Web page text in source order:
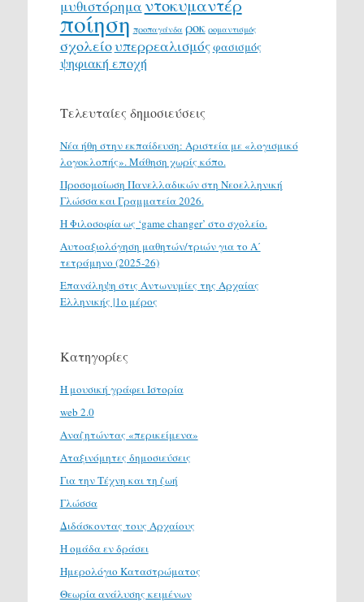
μυθιστόρημα ντοκυμαντέρ
ποίηση προπαγάνδα ροκ ρομαντισμός
σχολείουπερρεαλισμόςφασισμός
ψηφιακή εποχή
Τελευταίες δημοσιεύσεις
Νέα ήθη στην εκπαίδευση: Αριστεία με «λογισμικό
λογοκλοπής». Μάθηση χωρίς κόπο.
Προσομοίωση Πανελλαδικών στη Νεοελληνική
Γλώσσα και Γραμματεία 2026.
H Φιλοσοφία ως ‘game changer’ στο σχολείο.
Αυτοαξιολόγηση μαθητών/τριών για το Α΄
τετράμηνο (2025-26)
Επανάληψη στις Αντωνυμίες της Αρχαίας
Ελληνικής |1ο μέρος
Κατηγορίες
H μουσική γράφει Ιστορία
web 2.0
Αναζητώντας «περικείμενα»
Αταξινόμητες δημοσιεύσεις
Για την Τέχνη και τη ζωή
Γλώσσα
Διδάσκοντας τους Αρχαίους
Η ομάδα εν δράσει
Ημερολόγιο Καταστρώματος
Θεωρία ανάλυσης κειμένων